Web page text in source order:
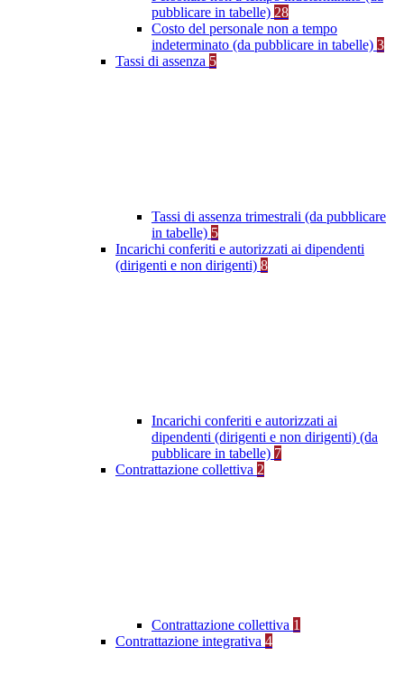
pubblicare in tabelle) 28
Costo del personale non a tempo
indeterminato (da pubblicare in tabelle) 3
Tassi di assenza 5
Tassi di assenza trimestrali (da pubblicare
in tabelle) 5
Incarichi conferiti e autorizzati ai dipendenti
(dirigenti e non dirigenti) 8
Incarichi conferiti e autorizzati ai
dipendenti (dirigenti e non dirigenti) (da
pubblicare in tabelle) 7
Contrattazione collettiva 2
Contrattazione collettiva 1
Contrattazione integrativa 4